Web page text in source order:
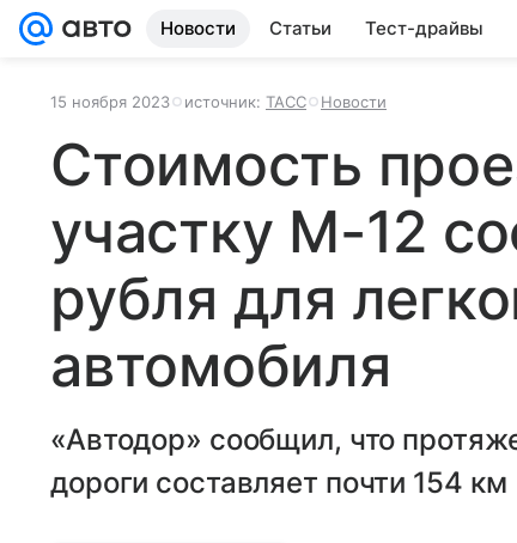
Новости Статьи Тест-драйвы
15 ноября 2023 источник: ТАСС Новости
Стоимость
участку М-12
рубля для
автомобиля
«Автодор» сообщил, что
дороги составляет почти 154 км